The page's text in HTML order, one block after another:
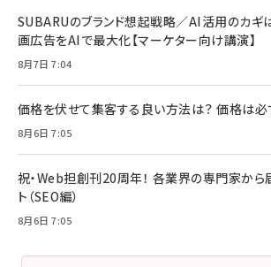
SUBARUのブランド想起戦略／AI活用のカギは
画広告をAIで最大化【マーケター向け講演】
8月7日 7:04
価格を伏せて集客する良い方法は？ 価格は必
8月6日 7:05
祝・Web担創刊20周年！ 各業界の専門家から
ト（SEO編）
8月6日 7:05